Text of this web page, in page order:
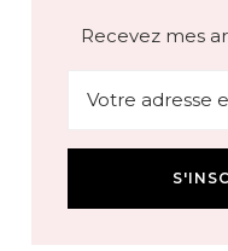
Recevez mes